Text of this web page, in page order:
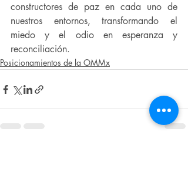
constructores de paz en cada uno de
nuestros entornos, transformando el
miedo y el odio en esperanza y
reconciliación.
Posicionamientos de la OMMx